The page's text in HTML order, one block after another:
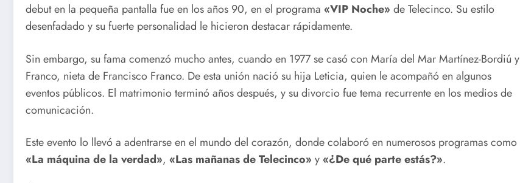
debut en la pequeña pantalla fue en los años 90, en el programa «VIP Noche» de Telecinco. Su estilo
desenfadado y su fuerte personalidad le hicieron destacar rápidamente.
Sin embargo, su fama comenzó mucho antes, cuando en 1977 se casó con María del Mar Martínez-Bordiú y
Franco, nieta de Francisco Franco. De esta unión nació su hija Leticia, quien le acompañó en algunos
eventos públicos. El matrimonio terminó años después, y su divorcio fue tema recurrente en los medios de
comunicación.
Este evento lo llevó a adentrarse en el mundo del corazón, donde colaboró en numerosos programas como
«La máquina de la verdad», «Las mañanas de Telecinco» y«¿De qué parte estás?».